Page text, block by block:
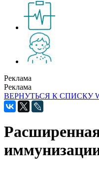
Реклама
Реклама
ВЕРНУТЬСЯ К СПИСКУ